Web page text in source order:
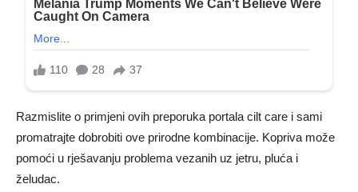
Razmislite o primjeni ovih preporuka portala cilt care i sami
promatrajte dobrobiti ove prirodne kombinacije. Kopriva može
pomoći u rješavanju problema vezanih uz jetru, pluća i
želudac.